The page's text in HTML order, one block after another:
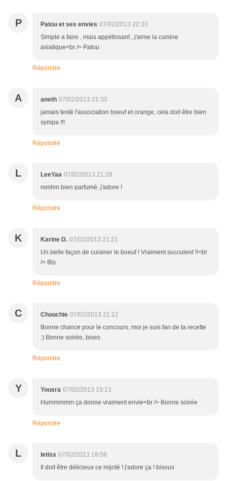
P Patou et ses envies 07/02/2013 22:33
Simple a faire , mais appétissant , j'aime la cuisine
asiatique<br /> Patou
Répondre
A aneth 07/02/2013 21:32
jamais testé l'association boeuf et orange, cela doit être bien
sympa !!!
Répondre
L LeeYaa 07/02/2013 21:28
mmhm bien parfumé, j'adore !
Répondre
K Karine D. 07/02/2013 21:21
Un belle façon de cuisiner le boeuf ! Vraiment succulent !!<br
/> Bis
Répondre
C Chouchie 07/02/2013 21:12
Bonne chance pour le concours, moi je suis fan de ta recette
:) Bonne soirée, bises
Répondre
Y Yousra 07/02/2013 19:13
Hummmmm ça donne vraiment envie<br /> Bonne soirée
Répondre
L letiss 07/02/2013 18:56
Il doit être délicieux ce mijoté ! j'adore ça ! bisous